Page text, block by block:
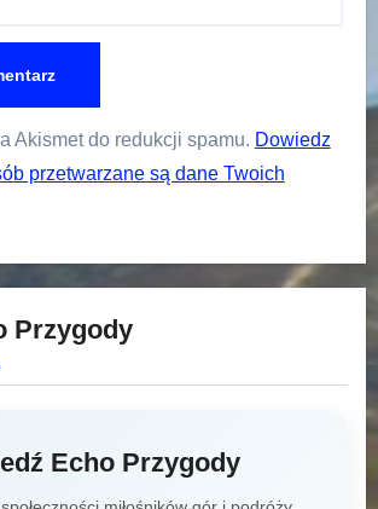
Akismet do redukcji spamu. Dowiedz
przetwarzane są dane Twoich
Przygody
Echo Przygody